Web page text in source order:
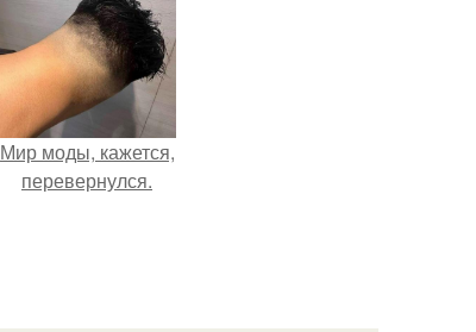
Мир моды, кажется,
перевернулся.